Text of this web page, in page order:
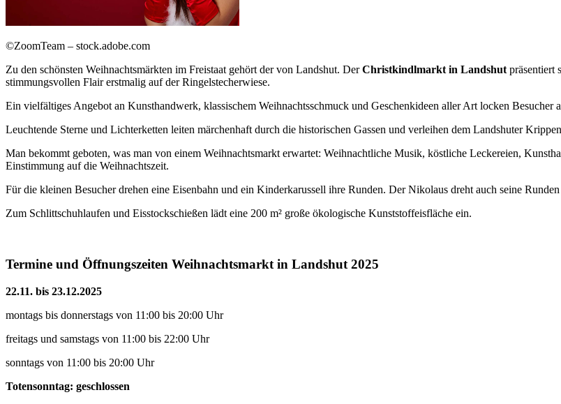
©ZoomTeam – stock.adobe.com
Zu den schönsten Weihnachtsmärkten im Freistaat gehört der von Landshut. DerChristkindlmarkt in Landshut präsentiert
stimmungsvollen Flair erstmalig auf der Ringelstecherwiese.
Ein vielfältiges Angebot an Kunsthandwerk, klassischem Weihnachtsschmuck und Geschenkideen aller Art locken Besucher
Leuchtende Sterne und Lichterketten leiten märchenhaft durch die historischen Gassen und verleihen dem Landshuter
Man bekommt geboten, was man von einem Weihnachtsmarkt erwartet: Weihnachtliche Musik, köstliche Leckereien,
Einstimmung auf die Weihnachtszeit.
Für die kleinen Besucher drehen eine Eisenbahn und ein Kinderkarussell ihre Runden. Der Nikolaus dreht auch seine
Zum Schlittschuhlaufen und Eisstockschießen lädt eine 200 m² große ökologische Kunststoffeisfläche ein.
Termine und Öffnungszeiten Weihnachtsmarkt in Landshut 2025
22.11. bis 23.12.2025
montags bis donnerstags von 11:00 bis 20:00 Uhr
freitags und samstags von 11:00 bis 22:00 Uhr
sonntags von 11:00 bis 20:00 Uhr
Totensonntag: geschlossen